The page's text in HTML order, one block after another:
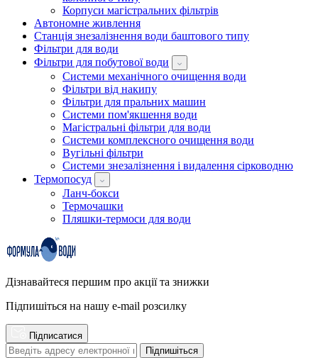
Корпуси магістральних фільтрів
Автономне живлення
Станція знезалізнення води баштового типу
Фільтри для води
Фільтри для побутової води
Системи механічного очищення води
Фільтри від накипу
Фільтри для пральних машин
Системи пом'якшення води
Магістральні фільтри для води
Системи комплексного очищення води
Вугільні фільтри
Системи знезалізнення і видалення сірководню
Термопосуд
Ланч-бокси
Термочашки
Пляшки-термоси для води
Дізнавайтеся першим про акції та знижки
Підпишіться на нашу e-mail розсилку
Підписатися
Підпишіться